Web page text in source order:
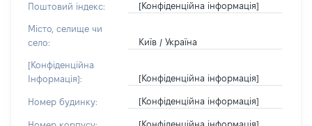
Поштовий індекс: [Конфіденційна інформація]
Місто, селище чи
село:
Київ / Україна
[Конфіденційна
Інформація]:
[Конфіденційна інформація]
Номер будинку: [Конфіденційна інформація]
[Конфіденційна інформація]